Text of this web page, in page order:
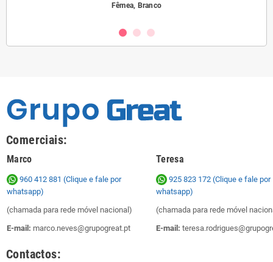
Fêmea, Branco
Comerciais:
Marco Teresa
960 412 881 (Clique e fale por
whatsapp)
(chamada para rede móvel nacional)
E-mail: marco.neves@grupogreat.pt
925 823 172 (Clique e fale por
whatsapp)
(chamada para rede móvel
E-mail:
Contactos: